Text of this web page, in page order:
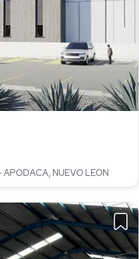
APODACA, NUEVO LEON